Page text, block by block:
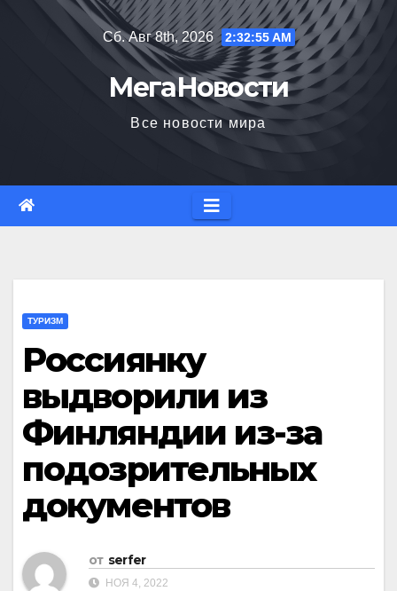
Сб. Авг 8th, 2026 2:32:56 AM
МегаНовости
Все новости мира
ТУРИЗМ
Россиянку
выдворили из
Финляндии из-за
подозрительных
документов
от serfer
НОЯ 4, 2022